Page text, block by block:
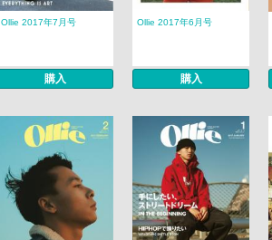
Ollie 2017年7月号
購入
Ollie 2017年6月号
購入